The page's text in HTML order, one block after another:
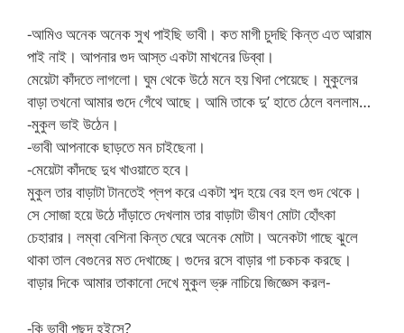
-আমিও অনেক অনেক সুখ পাইছি ভাবী। কত মাগী চুদছি কিন্ত এত আরাম
পাই নাই। আপনার গুদ আস্ত একটা মাখনের ডিব্বা।
মেয়েটা কাঁদতে লাগলো। ঘুম থেকে উঠে মনে হয় খিদা পেয়েছে। মুকুলের
বাড়া তখনো আমার গুদে গেঁথে আছে। আমি তাকে দু’ হাতে ঠেলে বললাম…
-মুকুল ভাই উঠেন।
-ভাবী আপনাকে ছাড়তে মন চাইছেনা।
-মেয়েটা কাঁদছে দুধ খাওয়াতে হবে।
মুকুল তার বাড়াটা টানতেই প্লপ করে একটা শব্দ হয়ে বের হল গুদ থেকে।
সে সোজা হয়ে উঠে দাঁড়াতে দেখলাম তার বাড়াটা ভীষণ মোটা হোঁৎকা
চেহারার। লম্বা বেশিনা কিন্ত ঘেরে অনেক মোটা। অনেকটা গাছে ঝুলে
থাকা তাল বেগুনের মত দেখাচ্ছে। গুদের রসে বাড়ার গা চকচক করছে।
বাড়ার দিকে আমার তাকানো দেখে মুকুল ভ্রু নাচিয়ে জিজ্ঞেস করল-
-কি ভাবী পছন্দ হইসে?